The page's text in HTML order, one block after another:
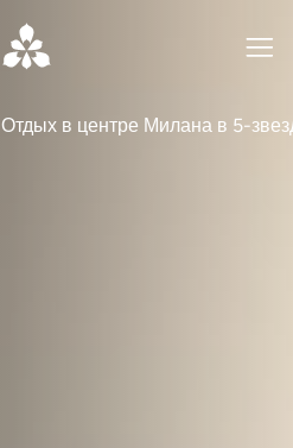
Отдых в центре Милана в 5-